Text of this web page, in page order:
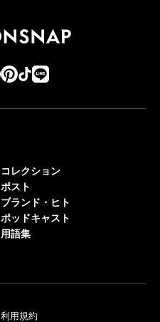
コレクション
ポスト
ブランド・ヒト
ポッドキャスト
用語集
利用規約